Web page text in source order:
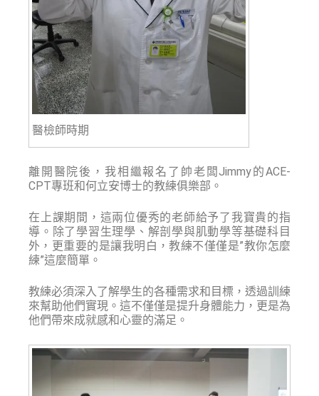
醫檢師時期
離開醫院後，我相繼報名了帥老闆Jimmy的ACE-
CPT專班和何立安博士的教練俱樂部。
在上課期間，這兩位優秀的老師給予了我寶貴的指
導。除了學習生理學、解剖學與肌動學等基礎科目
外，更重要的是讓我明白，教練不僅僅是”教你怎麼
練”這麼簡單。
教練必須深入了解學生的各種需求和目標，透過訓練
來幫助他們實現。這不僅僅是提升身體能力，更是為
他們帶來成就感和心靈的滿足。